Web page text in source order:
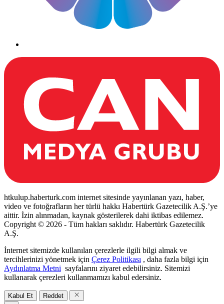
htkulup.haberturk.com internet sitesinde yayınlanan yazı, haber,
video ve fotoğrafların her türlü hakkı Habertürk Gazetecilik A.Ş.’ye
aittir. İzin alınmadan, kaynak gösterilerek dahi iktibas edilemez.
Copyright © 2026 - Tüm hakları saklıdır. Habertürk Gazetecilik
A.Ş.
İnternet sitemizde kullanılan çerezlerle ilgili bilgi almak ve
tercihlerinizi yönetmek için Çerez Politikası , daha fazla bilgi için
Aydınlatma Metni sayfalarını ziyaret edebilirsiniz. Sitemizi
kullanarak çerezleri kullanmamızı kabul edersiniz.
Kabul Et Reddet